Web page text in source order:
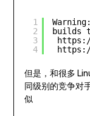
1
2
3
4
builds
https:
https:
但是，和很多
同级别的竞争对
似